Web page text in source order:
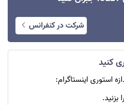
شرکت در کنفرانس
کنید
استوری اینستاگرام:
را بزنید.